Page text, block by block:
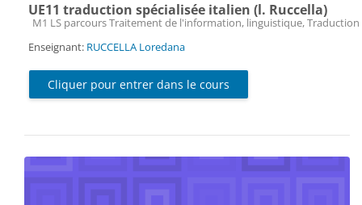
UE11 traduction spécialisée italien (l. Ruccella)
Catégorie de cours
M1 LS parcours Traitement de l'information, linguistique, Traduction
Enseignant: RUCCELLA Loredana
Cliquer pour entrer dans le cours